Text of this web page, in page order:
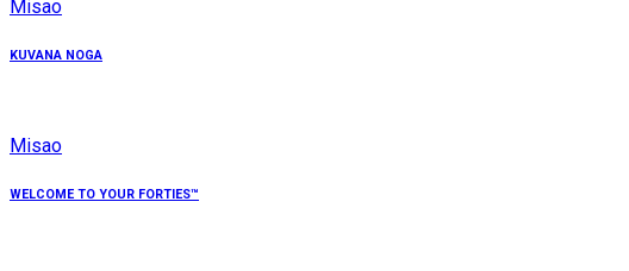
Misao
KUVANA NOGA
Misao
WELCOME TO YOUR FORTIES™